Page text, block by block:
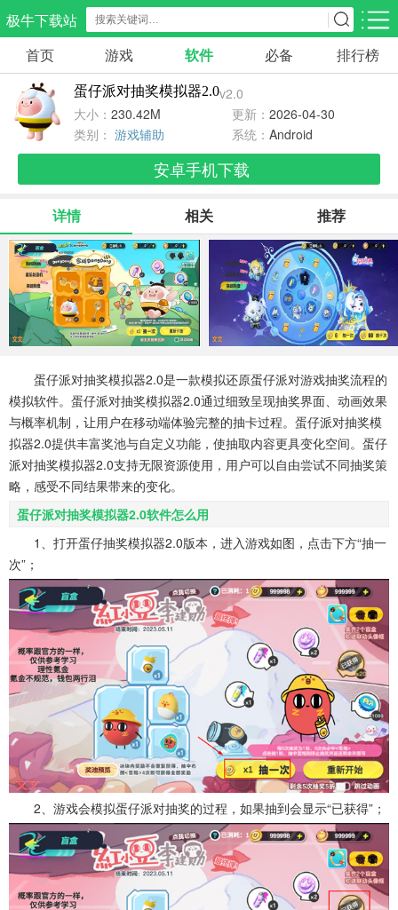
极牛下载站
应用分类 游戏分类
生活服务
298款应用
教育学习
178款应用
气象交通
84款应用
游戏辅助
478款应用
摄影美化
216款应用
社交聊天
183款应用
电子图书
440款应用
移动办公
184款应用
新闻阅读
43款应用
金融理财
54款应用
媒体影音
602款应用
系统工具
646款应用
健康医疗
53款应用
ai工具
334款应用
娱乐资讯
96款应用
首页 游戏 软件 必备 排行榜
蛋仔派对抽奖模拟器2.0v2.0
大小： 230.42M 更新： 2026-04-30
类别： 游戏辅助 系统： Android
安卓手机下载
详情 相关 推荐
蛋仔派对抽奖模拟器2.0是一款模拟还原蛋仔派对游戏抽奖流程的
模拟软件。蛋仔派对抽奖模拟器2.0通过细致呈现抽奖界面、动画效果
与概率机制，让用户在移动端体验完整的抽卡过程。蛋仔派对抽奖模
拟器2.0提供丰富奖池与自定义功能，使抽取内容更具变化空间。蛋仔
派对抽奖模拟器2.0支持无限资源使用，用户可以自由尝试不同抽奖策
略，感受不同结果带来的变化。
蛋仔派对抽奖模拟器2.0软件怎么用
1、打开蛋仔抽奖模拟器2.0版本，进入游戏如图，点击下方“抽一
次”；
2、游戏会模拟蛋仔派对抽奖的过程，如果抽到会显示“已获得”；